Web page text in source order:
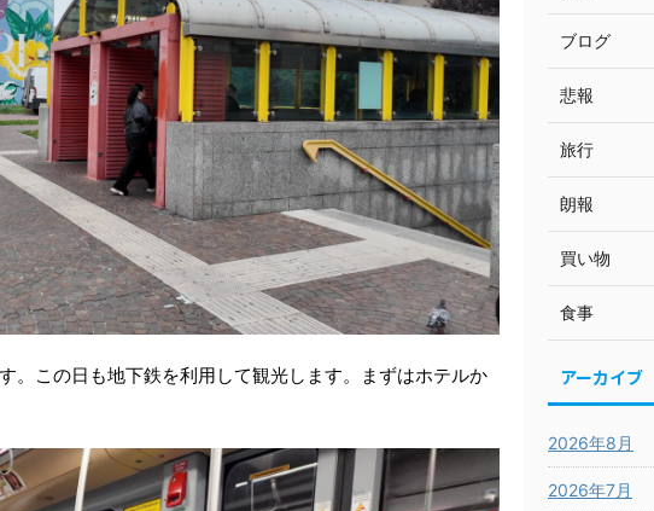
。この日も地下鉄を利用して観光します。まずはホテルか
ブログ
悲報
旅行
朗報
買い物
食事
アーカイブ
2026年8月
2026年7月